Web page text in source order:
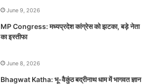
June 9, 2026
MP Congress: मध्यप्रदेश कांग्रेस को झटका, बड़े नेता
का इस्तीफा
June 8, 2026
Bhagwat Katha: भू-वैकुंठ बद्रीनाथ धाम में भागवत ज्ञान